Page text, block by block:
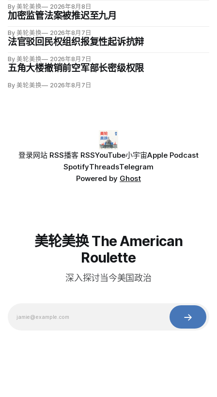
项覆盖全球数百万儿童的高质量研究均未发现儿童疫苗导致自
闭症，相关说法源自一项后来撤稿的欺诈性研究，作者也被吊
销执照。
By 美轮美换 2026年8月8日
加密监管法案被推迟至九月
By 美轮美换 2026年8月7日
法官驳回民权组织报复性起诉抗辩
By 美轮美换 2026年8月7日
五角大楼撤销前空军部长密级权限
By 美轮美换 2026年8月7日
登录网站 RSS播客 RSSYouTube小宇宙Apple Podcast
SpotifyThreadsTelegram
Powered by Ghost
美轮美换 The American
Roulette
深入探讨当今美国政治